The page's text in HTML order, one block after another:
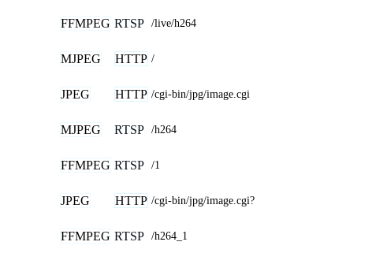
FFMPEG RTSP /live/h264
MJPEG HTTP /
JPEG HTTP /cgi-bin/jpg/image.cgi
MJPEG RTSP /h264
FFMPEG RTSP /1
JPEG HTTP /cgi-bin/jpg/image.cgi?
FFMPEG RTSP /h264_1